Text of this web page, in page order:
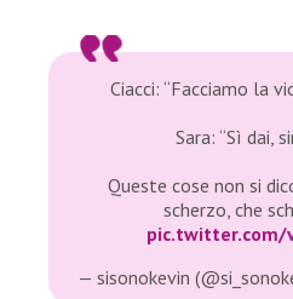
Ciacci: “Facciamo la
Sara: “Sì dai,
Queste cose non si
scherzo, che
pic.twitter.com/
— sisonokevin